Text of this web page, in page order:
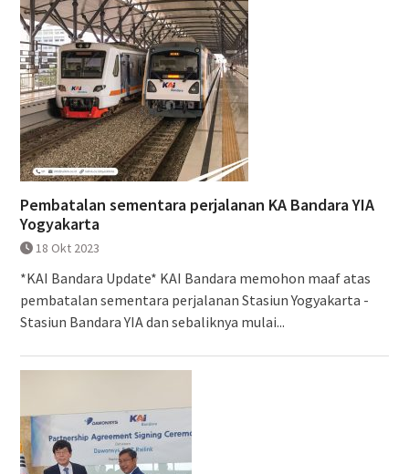
Pembatalan sementara perjalanan KA Bandara YIA
Yogyakarta
18 Okt 2023
*KAI Bandara Update* KAI Bandara memohon maaf atas
pembatalan sementara perjalanan Stasiun Yogyakarta -
Stasiun Bandara YIA dan sebaliknya mulai...